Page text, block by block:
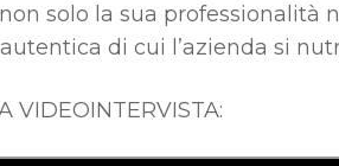
solo la sua professionalità
di cui l’azienda si
VIDEOINTERVISTA: